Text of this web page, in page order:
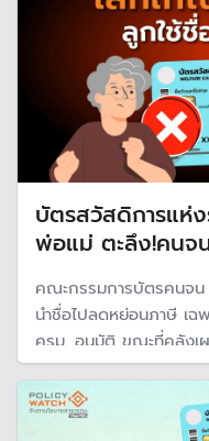
บัตรสวัสดิการแห่
พ่อแม่ ตะลึง!คนจ
คณะกรรมการบัตรคนจ
นำชื่อไปลดหย่อนภาษี เฉพ
ครม. อนุมัติ ขณะที่คลังเ
ราย รวมเป็น 2.2 ล้านร